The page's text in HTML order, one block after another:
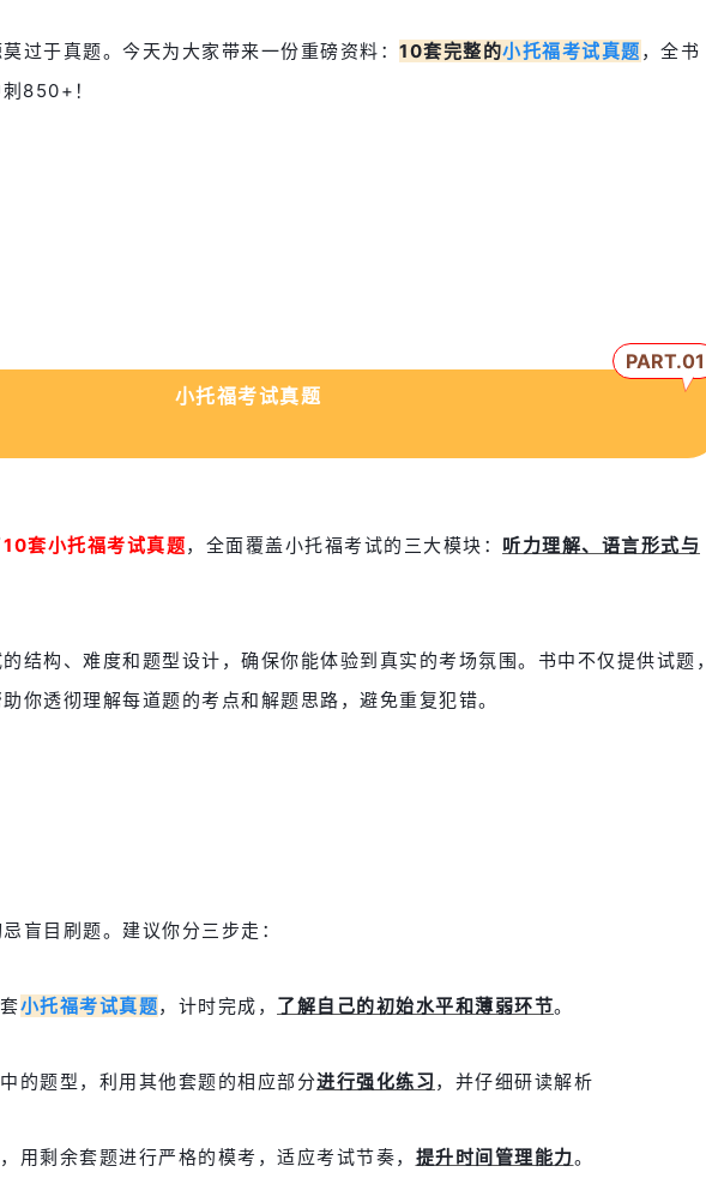
过于真题。今天为大家带来一份重磅资料： 10套完整的小托福考试真题 ，全书
850+！
PART.01
小托福考试真题
10套小托福考试真题，全面覆盖小托福考试的三大模块： 听力理解、语言形式与
结构、难度和题型设计，确保你能体验到真实的考场氛围。书中不仅提供试题，
助你透彻理解每道题的考点和解题思路，避免重复犯错。
盲目刷题。建议你分三步走：
小托福考试真题，计时完成， 了解自己的初始水平和薄弱环节。
的题型，利用其他套题的相应部分进行强化练习 ，并仔细研读解析
用剩余套题进行严格的模考，适应考试节奏， 提升时间管理能力。